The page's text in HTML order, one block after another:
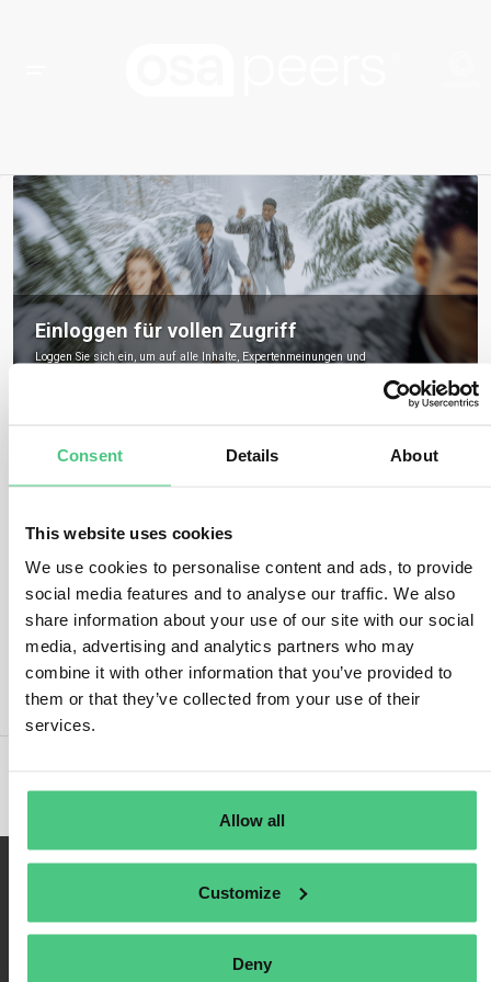
Consent Details About
This website uses cookies
We use cookies to personalise content and ads, to provide
social media features and to analyse our traffic. We also
share information about your use of our site with our social
media, advertising and analytics partners who may
combine it with other information that you’ve provided to
them or that they’ve collected from your use of their
services.
Allow all
Customize
Deny
Einloggen für vollen Zugriff
Loggen Sie sich ein, um auf alle Inhalte, Expertenmeinungen und
Registrieren Sie sich, um osapeers-Mitglied zu werden
An mich erinnern
Registrieren
Passwort vergessen